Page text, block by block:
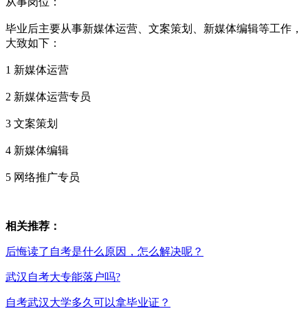
毕业后主要从事新媒体运营、文案策划、新媒体编辑等工作，
大致如下：
1 新媒体运营
2 新媒体运营专员
3 文案策划
4 新媒体编辑
5 网络推广专员
相关推荐：
后悔读了自考是什么原因，怎么解决呢？
武汉自考大专能落户吗?
自考武汉大学多久可以拿毕业证？